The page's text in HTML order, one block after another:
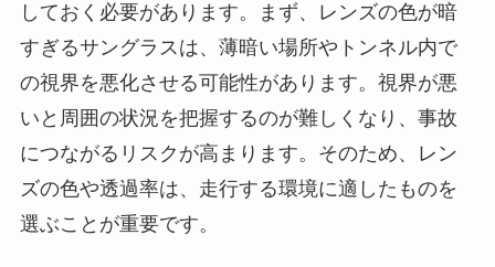
しておく必要があります。まず、レンズの色が暗
すぎるサングラスは、薄暗い場所やトンネル内で
の視界を悪化させる可能性があります。視界が悪
いと周囲の状況を把握するのが難しくなり、事故
につながるリスクが高まります。そのため、レン
ズの色や透過率は、走行する環境に適したものを
選ぶことが重要です。